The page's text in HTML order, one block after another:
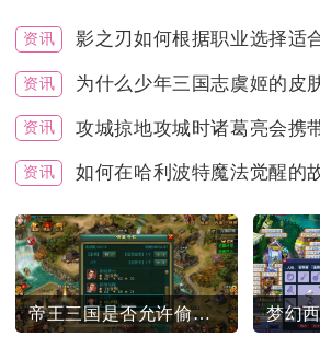
资讯
资讯 为什么少年三国志虞姬的皮
资讯
资讯
帝王三国是否允许偷抢他人的将领势力